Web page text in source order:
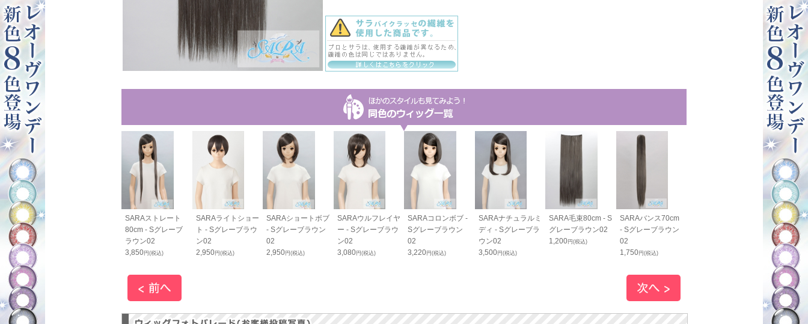
すっきりバン
- Sグレー
ン02
円(税込)
SARAストレート
80cm - Sグレーブ
ラウン02
3,850円(税込)
SARAライトショー
ト - Sグレーブラウ
ン02
2,950円(税込)
SARAショートボブ
- Sグレーブラウン
02
2,950円(税込)
SARAウルフレイヤ
ー - Sグレーブラウ
ン02
3,080円(税込)
SARAコロンボブ -
Sグレーブラウン
02
3,220円(税込)
SARAナチュラルミ
ディ - Sグレーブラ
ウン02
3,500円(税込)
SARA毛束80cm - S
グレーブラウン02
1,200円(税込)
SARAバンス70cm
- Sグレーブラウン
02
1,750円(税込)
SARAすっき
ス70cm - Sグ
ブラウン02
1,800円(税込)